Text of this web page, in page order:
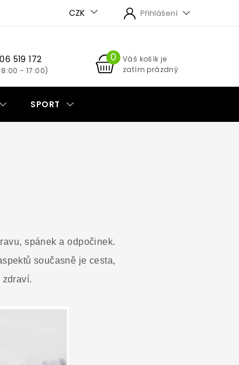
CZK Přihlášení
519 172
NÁKUPNÍ
KOŠÍK
Váš košík je
zatím prázdný
SPORT
spánek a odpočinek.
současně je cesta,
zdraví.